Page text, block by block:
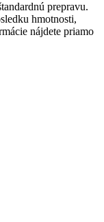
prepravu.
hmotnosti,
nájdete priamo